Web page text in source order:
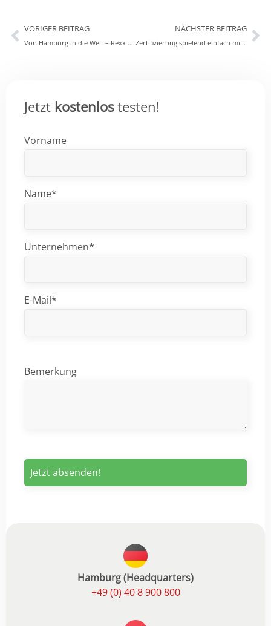
VORIGER BEITRAG
Von Hamburg in die Welt – Rexx Systems goes international
NÄCHSTER BEITRAG
Zertifizierung spielend einfach mit Rexx Systems als HR-Tool
Hamburg (Headquarters)
+49 (0) 40 8 900 800
Jetzt kostenlostesten!
Vorname
Name*
Unternehmen*
E-Mail*
Bemerkung